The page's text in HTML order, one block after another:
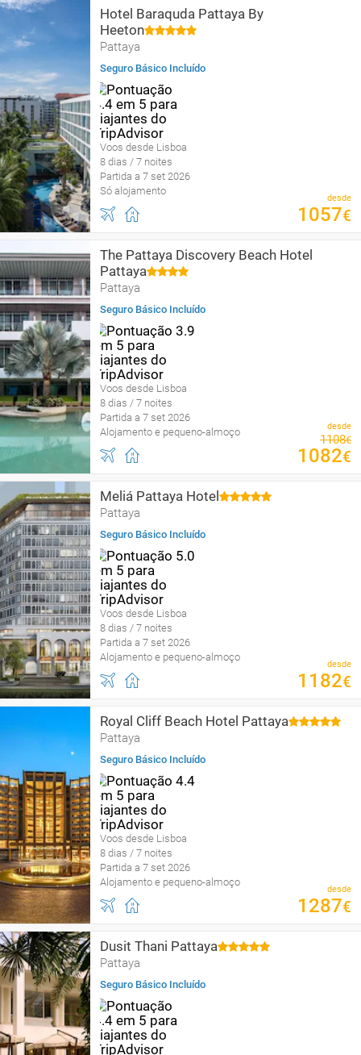
Hotel Baraquda Pattaya By
Heeton
Pattaya
Seguro Básico Incluído
Voos desde Lisboa
8 dias / 7 noites
Partida a 7 set 2026
Só alojamento
desde
1057€
The Pattaya Discovery Beach Hotel
Pattaya
Pattaya
Seguro Básico Incluído
Voos desde Lisboa
8 dias / 7 noites
Partida a 7 set 2026
Alojamento e pequeno-almoço
desde
1108€
1082€
Meliá Pattaya Hotel
Pattaya
Seguro Básico Incluído
Voos desde Lisboa
8 dias / 7 noites
Partida a 7 set 2026
Alojamento e pequeno-almoço
desde
1182€
Royal Cliff Beach Hotel Pattaya
Pattaya
Seguro Básico Incluído
Voos desde Lisboa
8 dias / 7 noites
Partida a 7 set 2026
Alojamento e pequeno-almoço
desde
1287€
Dusit Thani Pattaya
Pattaya
Seguro Básico Incluído